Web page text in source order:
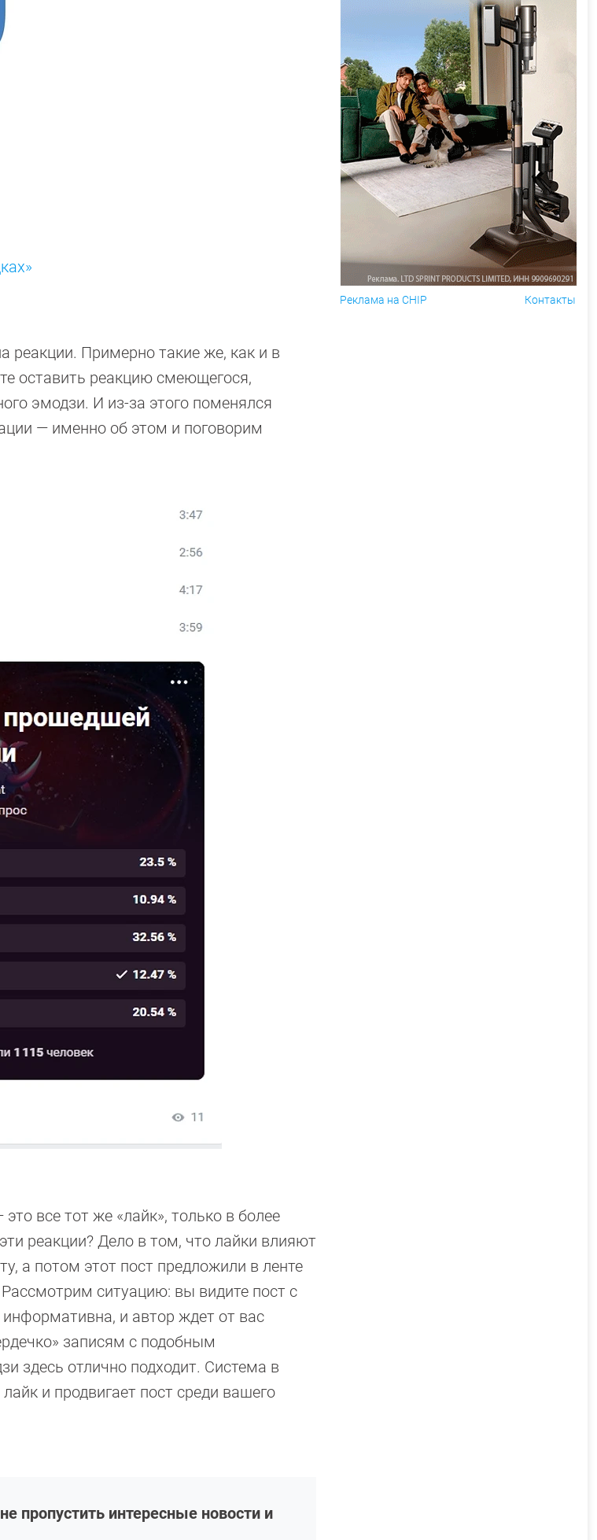
реакции. Примерно такие же, как и в
оставить реакцию смеющегося,
эмодзи. И из-за этого поменялся
— именно об этом и поговорим
все тот же «лайк», только в более
реакции? Дело в том, что лайки влияют
а потом этот пост предложили в ленте
ситуацию: вы видите пост с
и автор ждет от вас
записям с подобным
здесь отлично подходит. Система в
и продвигает пост среди вашего
пропустить интересные новости и
Реклама на CHIP Контакты